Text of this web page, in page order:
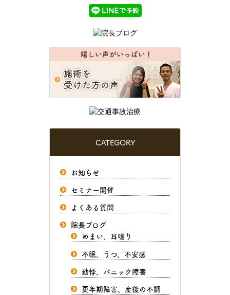
CATEGORY
お知らせ
セミナー開催
よくある質問
院長ブログ
めまい、耳鳴り
不眠、うつ、不安感
動悸、パニック障害
更年期障害、産後の不調